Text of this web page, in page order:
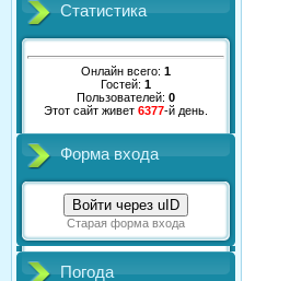
Статистика
Онлайн всего: 1
Гостей: 1
Пользователей: 0
Этот сайт живет 6377-й день.
Форма входа
Войти через uID
Старая форма входа
Погода